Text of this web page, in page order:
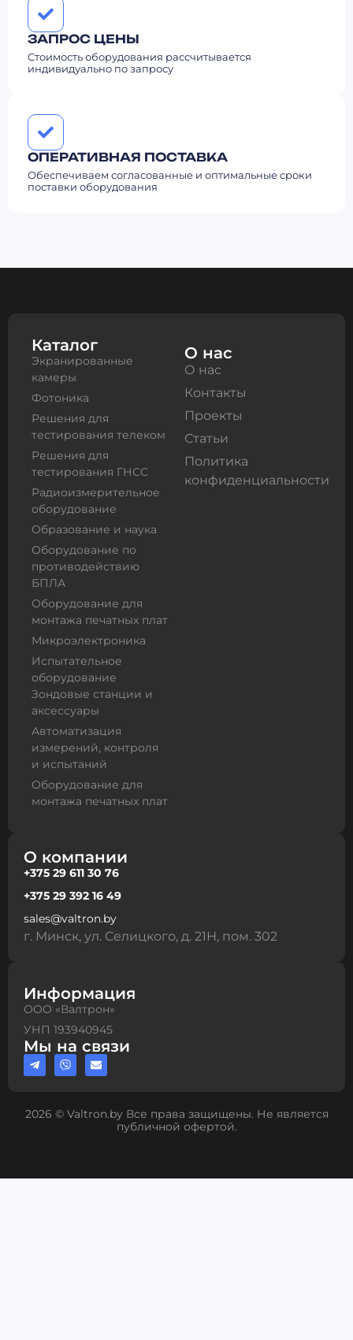
ЗАПРОС ЦЕНЫ
Стоимость оборудования рассчитывается
индивидуально по запросу
ОПЕРАТИВНАЯ ПОСТАВКА
Обеспечиваем согласованные и оптимальные сроки
поставки оборудования
Каталог
Экранированные
камеры
Фотоника
Решения для
тестирования телеком
Решения для
тестирования ГНСС
Радиоизмерительное
оборудование
Образование и наука
Оборудование по
противодействию
БПЛА
Оборудование для
монтажа печатных плат
Микроэлектроника
Испытательное
оборудование
Зондовые станции и
аксессуары
Автоматизация
измерений, контроля
и испытаний
Оборудование для
монтажа печатных плат
О нас
О нас
Контакты
Проекты
Статьи
Политика
конфиденциальности
О компании
+375 29 611 30 76
+375 29 392 16 49
sales@valtron.by
г. Минск, ул. Селицкого, д. 21Н, пом. 302
Информация
ООО «Валтрон»
УНП 193940945
Мы на связи
2026 © Valtron.by Все права защищены. Не является
публичной офертой.